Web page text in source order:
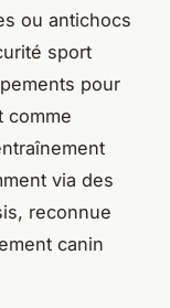
ou antichocs
sport
pour
comme
via des
reconnue
canin